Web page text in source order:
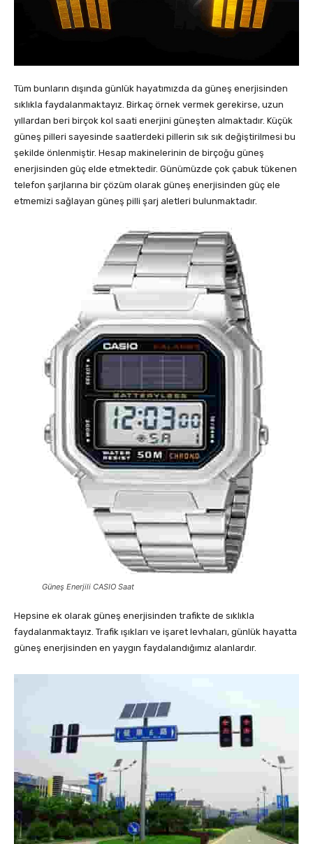
Tüm bunların dışında günlük hayatımızda da güneş enerjisinden
sıklıkla faydalanmaktayız. Birkaç örnek vermek gerekirse, uzun
yıllardan beri birçok kol saati enerjini güneşten almaktadır. Küçük
güneş pilleri sayesinde saatlerdeki pillerin sık sık değiştirilmesi bu
şekilde önlenmiştir. Hesap makinelerinin de birçoğu güneş
enerjisinden güç elde etmektedir. Günümüzde çok çabuk tükenen
telefon şarjlarına bir çözüm olarak güneş enerjisinden güç ele
etmemizi sağlayan güneş pilli şarj aletleri bulunmaktadır.
Güneş Enerjili CASIO Saat
Hepsine ek olarak güneş enerjisinden trafikte de sıklıkla
faydalanmaktayız. Trafik ışıkları ve işaret levhaları, günlük hayatta
güneş enerjisinden en yaygın faydalandığımız alanlardır.